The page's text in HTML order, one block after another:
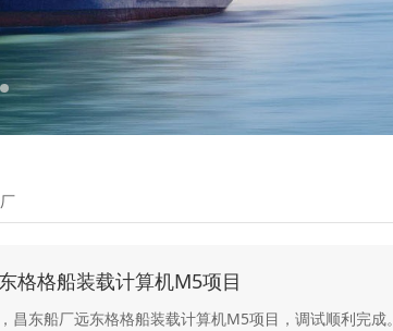
格格船装载计算机M5项目
昌东船厂远东格格船装载计算机M5项目，调试顺利完成。